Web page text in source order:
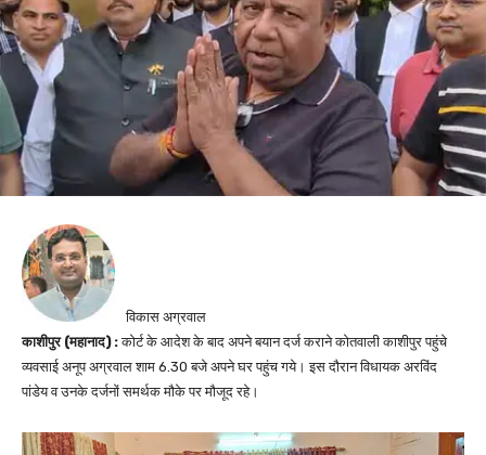
विकास अग्रवाल
काशीपुर (महानाद) :कोर्ट के आदेश के बाद अपने बयान दर्ज कराने कोतवाली काशीपुर पहुंचे
व्यवसाई अनूप अग्रवाल शाम 6.30 बजे अपने घर पहुंच गये। इस दौरान विधायक अरविंद
पांडेय व उनके दर्जनों समर्थक मौके पर मौजूद रहे।